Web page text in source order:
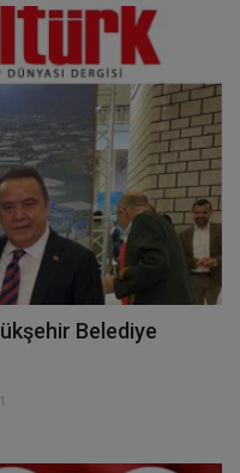
Belediye